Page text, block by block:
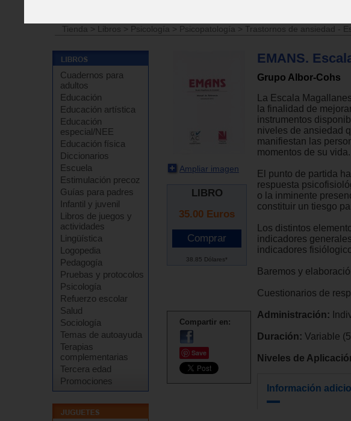
Tienda
> Libros > Psicología > Psicopatología > Trastornos de ansiedad -
Cuadernos para
adultos
Educación
Educación artística
Educación
especial/NEE
Educación física
Diccionarios
Escuela
Estimulación precoz
Guías para padres
Infantil y juvenil
Libros de juegos y
actividades
Lingüística
Logopedia
Pedagogía
Pruebas y protocolos
Psicología
Refuerzo escolar
Salud
Sociología
Temas de autoayuda
Terapias
complementarias
Tercera edad
Promociones
Ampliar imagen
LIBRO
35.00 Euros
38.85 Dólares*
Compartir en:
Save
EMANS.
Grupo Albor-Cohs
La Escala
la finalidad de
instrumentos
niveles de ansiedad
manifiestan las
momentos de su vida.
El punto de partida
respuesta
o la inminente
constituir un tiesgo
Los distintos
indicadores
indicadores
Baremos y
Cuestionarios de
Administración:
Duración: Variable
Niveles de
Información